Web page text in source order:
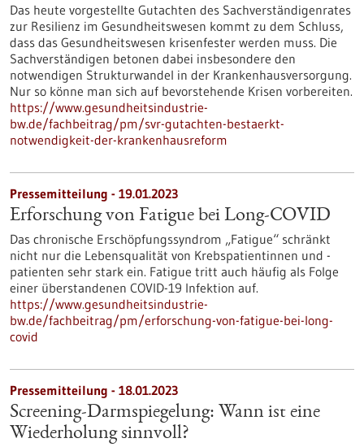
Das heute vorgestellte Gutachten des Sachverständigenrates
zur Resilienz im Gesundheitswesen kommt zu dem Schluss,
dass das Gesundheitswesen krisenfester werden muss. Die
Sachverständigen betonen dabei insbesondere den
notwendigen Strukturwandel in der Krankenhausversorgung.
Nur so könne man sich auf bevorstehende Krisen vorbereiten.
https://www.gesundheitsindustrie-
bw.de/fachbeitrag/pm/svr-gutachten-bestaerkt-
notwendigkeit-der-krankenhausreform
Pressemitteilung - 19.01.2023
Erforschung von Fatigue bei Long-COVID
Das chronische Erschöpfungssyndrom „Fatigue“ schränkt
nicht nur die Lebensqualität von Krebspatientinnen und -
patienten sehr stark ein. Fatigue tritt auch häufig als Folge
einer überstandenen COVID-19 Infektion auf.
https://www.gesundheitsindustrie-
bw.de/fachbeitrag/pm/erforschung-von-fatigue-bei-long-
covid
Pressemitteilung - 18.01.2023
Screening-Darmspiegelung: Wann ist eine
Wiederholung sinnvoll?